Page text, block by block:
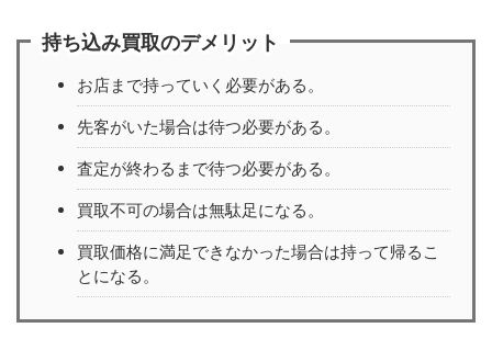
持ち込み買取のデメリット
お店まで持っていく必要がある。
先客がいた場合は待つ必要がある。
査定が終わるまで待つ必要がある。
買取不可の場合は無駄足になる。
買取価格に満足できなかった場合は持って帰るこ
とになる。